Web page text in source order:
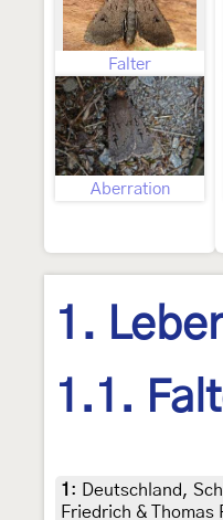
Falter
Aberration
1.
1.1.
1 :
Deutschland,
Friedrich & Thomas